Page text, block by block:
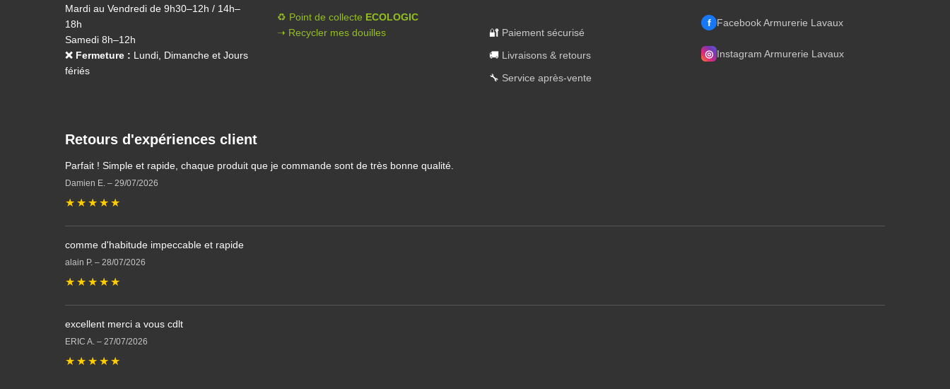
Mardi au Vendredi de 9h30–12h / 14h–
18h
Samedi 8h–12h
❌ Fermeture : Lundi, Dimanche et Jours
fériés
♻️ Point de collecte ECOLOGIC
➝ Recycler mes douilles
🔐 Paiement sécurisé
🚚 Livraisons & retours
🔧 Service après-vente
f Facebook Armurerie Lavaux
◎ Instagram Armurerie Lavaux
Retours d'expériences client
Parfait ! Simple et rapide, chaque produit que je commande sont de très bonne qualité.
Damien E. – 29/07/2026
★ ★ ★ ★ ★
comme d'habitude impeccable et rapide
alain P. – 28/07/2026
★ ★ ★ ★ ★
excellent merci a vous cdlt
ERIC A. – 27/07/2026
★ ★ ★ ★ ★